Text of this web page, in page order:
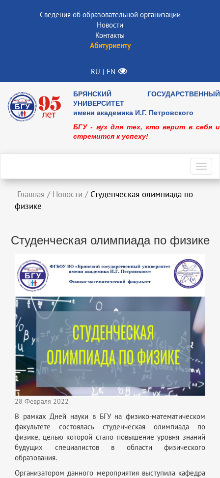
Сведения об образовательной организации
Новости
Контакты
Абитуриенту
RU | EN
БРЯНСКИЙ ГОСУДАРСТВЕННЫЙ
УНИВЕРСИТЕТ
имени академика И.Г. Петровского
БГУ - вуз для тех, кто верит в себя и
стремится к успеху!
Главная / Новости / Студенческая олимпиада по
физике
Студенческая олимпиада по физике
28 Февраля 2022
В рамках Дней науки в БГУ на физико-математическом
факультете состоялась студенческая олимпиада по
физике, целью которой стало повышение уровня знаний
будущих специалистов в области физического
образования.
Организатором данного мероприятия выступила кафедра